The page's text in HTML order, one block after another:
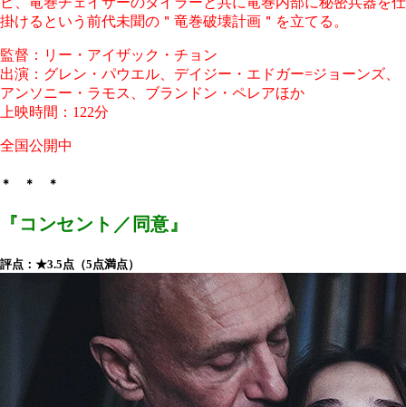
掛けるという前代未聞の＂竜巻破壊計画＂を立てる。
監督：リー・アイザック・チョン
出演：グレン・パウエル、デイジー・エドガー=ジョーンズ、
アンソニー・ラモス、ブランドン・ペレアほか
上映時間：122分
全国公開中
＊ ＊ ＊
『コンセント／同意』
評点：★3.5点（5点満点）